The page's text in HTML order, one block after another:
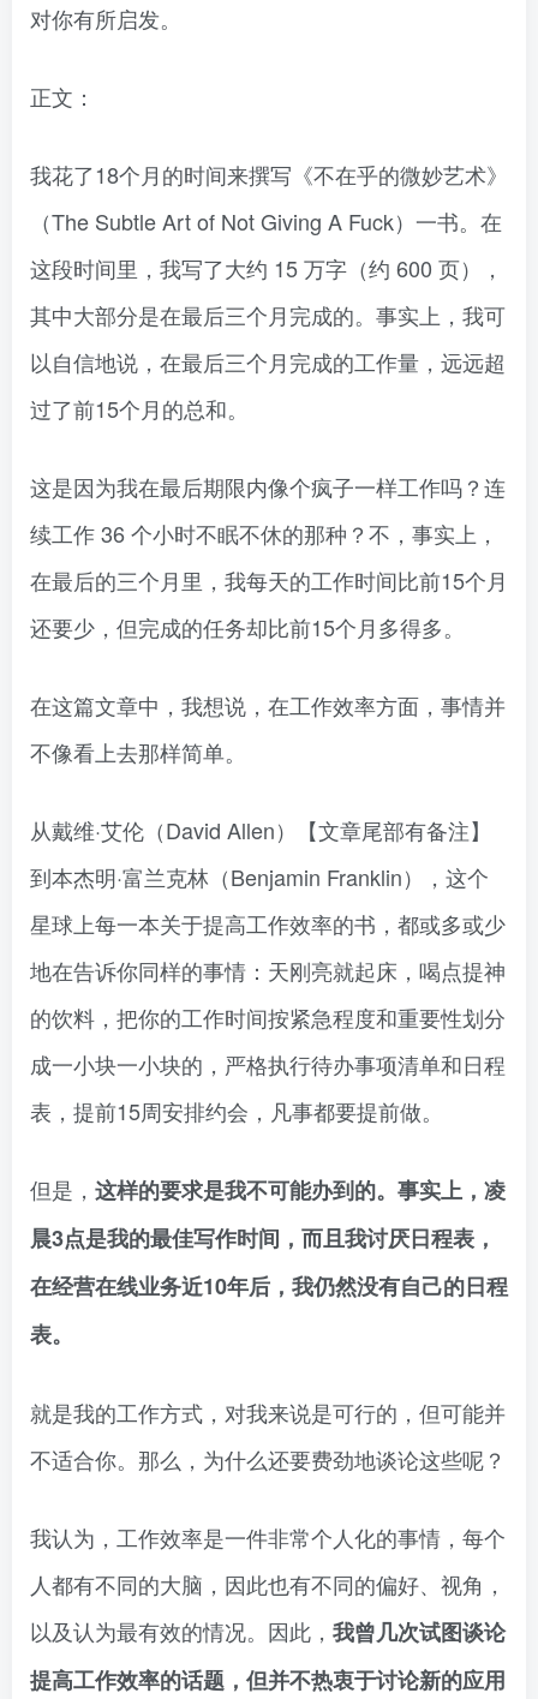
对你有所启发。
正文：
我花了18个月的时间来撰写《不在乎的微妙艺术》
（The Subtle Art of Not Giving A Fuck）一书。在
这段时间里，我写了大约 15 万字（约 600 页），
其中大部分是在最后三个月完成的。事实上，我可
以自信地说，在最后三个月完成的工作量，远远超
过了前15个月的总和。
这是因为我在最后期限内像个疯子一样工作吗？连
续工作 36 个小时不眠不休的那种？不，事实上，
在最后的三个月里，我每天的工作时间比前15个月
还要少，但完成的任务却比前15个月多得多。
在这篇文章中，我想说，在工作效率方面，事情并
不像看上去那样简单。
从戴维·艾伦（David Allen）【文章尾部有备注】
到本杰明·富兰克林（Benjamin Franklin），这个
星球上每一本关于提高工作效率的书，都或多或少
地在告诉你同样的事情：天刚亮就起床，喝点提神
的饮料，把你的工作时间按紧急程度和重要性划分
成一小块一小块的，严格执行待办事项清单和日程
表，提前15周安排约会，凡事都要提前做。
但是， 这样的要求是我不可能办到的。事实上，凌
晨3点是我的最佳写作时间，而且我讨厌日程表，
在经营在线业务近10年后，我仍然没有自己的日程
表。
就是我的工作方式，对我来说是可行的，但可能并
不适合你。那么，为什么还要费劲地谈论这些呢？
我认为，工作效率是一件非常个人化的事情，每个
人都有不同的大脑，因此也有不同的偏好、视角，
以及认为最有效的情况。因此， 我曾几次试图谈论
提高工作效率的话题，但并不热衷于讨论新的应用